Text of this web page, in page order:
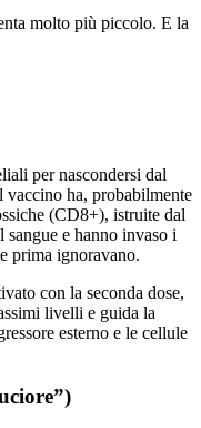
molto più piccolo. E la
per nascondersi dal
vaccino ha, probabilmente
(CD8+), istruite dal
sangue e hanno invaso i
prima ignoravano.
con la seconda dose,
livelli e guida la
esterno e le cellule